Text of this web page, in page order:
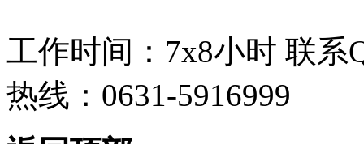
工作时间：7x8小时 联系
热线：0631-5916999